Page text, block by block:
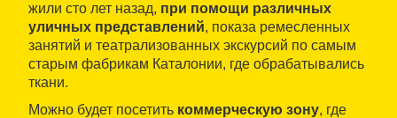
жили сто лет назад, при помощи различных
уличных представлений, показа ремесленных
занятий и театрализованных экскурсий по самым
старым фабрикам Каталонии, где обрабатывались
ткани.
Можно будет посетить коммерческую зону, где